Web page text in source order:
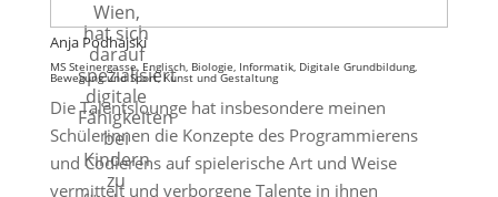
Wien,
hat sich
darauf
spezialisiert,
digitale
Fähigkeiten
bei
Kindern
zu
Anja Podhajski
MS Steinergasse, Englisch, Biologie, Informatik, Digitale Grundbildung,
Bewegung und Sport, Kunst und Gestaltung
Die Talentslounge hat insbesondere meinen
Schülerinnen die Konzepte des Programmierens
und Codierens auf spielerische Art und Weise
vermittelt und verborgene Talente in ihnen